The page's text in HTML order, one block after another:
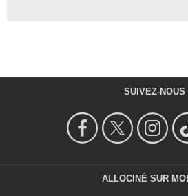
SUIVEZ-NOUS
ALLOCINÉ SUR